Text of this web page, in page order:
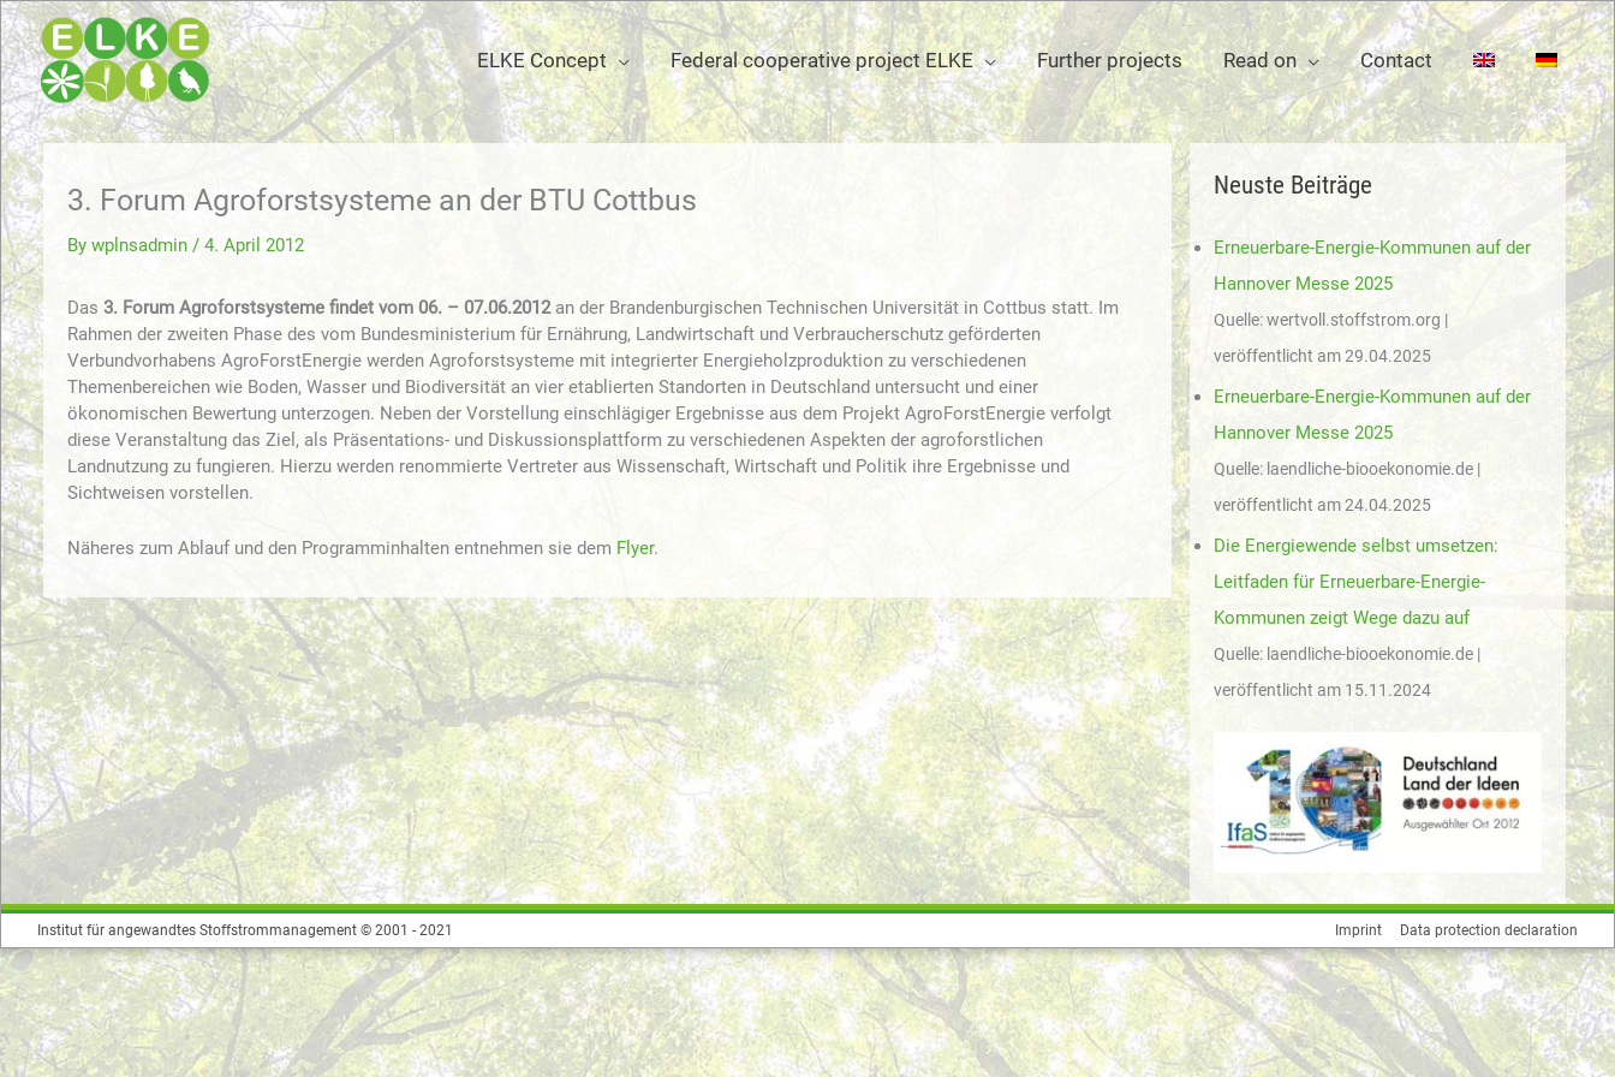
Skip
to
content
ELKE Concept Federal cooperative project ELKE Further projects Read on Contact
3. Forum Agroforstsysteme an der BTU Cottbus
By wplnsadmin / 4. April 2012
Das 3. Forum Agroforstsysteme findet vom 06. – 07.06.2012 an der Brandenburgischen Technischen Universität in Cottbus statt. Im
Rahmen der zweiten Phase des vom Bundesministerium für Ernährung, Landwirtschaft und Verbraucherschutz geförderten
Verbundvorhabens AgroForstEnergie werden Agroforstsysteme mit integrierter Energieholzproduktion zu verschiedenen
Themenbereichen wie Boden, Wasser und Biodiversität an vier etablierten Standorten in Deutschland untersucht und einer
ökonomischen Bewertung unterzogen. Neben der Vorstellung einschlägiger Ergebnisse aus dem Projekt AgroForstEnergie verfolgt
diese Veranstaltung das Ziel, als Präsentations- und Diskussionsplattform zu verschiedenen Aspekten der agroforstlichen
Landnutzung zu fungieren. Hierzu werden renommierte Vertreter aus Wissenschaft, Wirtschaft und Politik ihre Ergebnisse und
Sichtweisen vorstellen.
Näheres zum Ablauf und den Programminhalten entnehmen sie dem Flyer.
Neuste Beiträge
Erneuerbare-Energie-Kommunen auf der
Hannover Messe 2025
Quelle: wertvoll.stoffstrom.org
veröffentlicht am 29.04.2025
Erneuerbare-Energie-Kommunen auf der
Hannover Messe 2025
Quelle: laendliche-biooekonomie.de
veröffentlicht am 24.04.2025
Die Energiewende selbst umsetzen:
Leitfaden für Erneuerbare-Energie-
Kommunen zeigt Wege dazu auf
Quelle: laendliche-biooekonomie.de
veröffentlicht am 15.11.2024
Institut für angewandtes Stoffstrommanagement © 2001 - 2021 Imprint Data protection declaration